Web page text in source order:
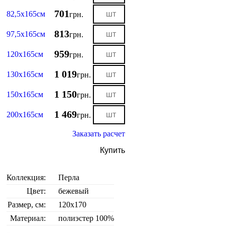
82,5х165см 701грн.
97,5х165см 813грн.
120х165см 959грн.
130х165см 1 019грн.
150х165см 1 150грн.
200х165см 1 469грн.
Заказать расчет
Купить
Коллекция:
Перла
Цвет:
бежевый
Размер, см:
120х170
Материал:
полиэстер 100%